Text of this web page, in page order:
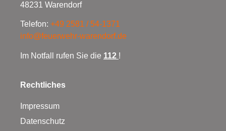
48231 Warendorf
Telefon: +49 2581 / 54-1371
info@feuerwehr-warendorf.de
Im Notfall rufen Sie die 112 !
Rechtliches
Impressum
Datenschutz